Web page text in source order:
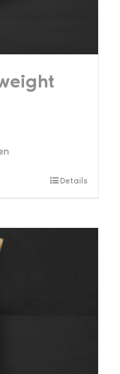
mehrere
Details